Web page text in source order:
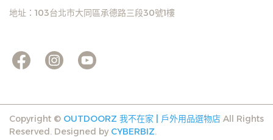
地址：103台北市大同區承德路三段30號1樓
Copyright © OUTDOORZ 我不在家 | 戶外用品選物店 All Rights
Reserved. Designed by CYBERBIZ.